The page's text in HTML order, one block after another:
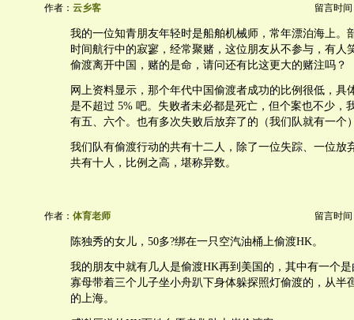
作者： 云乡客 留言时间
我的一位知青朋友年轻时是船舶机械师，常年漂泊海上。
时间航行中的寂寥，经常聚赌，这位朋友从不参与，有人
偷渡离开中国，赌的是命，请问还有比这更大的赌注吗？
网上资料显示，那个年代中国偷渡者成功的比例很低，具
是不超过 5% 吧。失败者未必都是死亡，但个案也不少，
有五、六个。也有多次失败后放弃了的（我们队就有一个
我们队有偷渡行动的共有十二人，除了一位失踪、一位放
共有十人，比例之高，堪称异数。
作者： 体育老师 留言时间
陈独秀的女儿，50多?绑在一只空汽油桶上偷渡HK。
我的朋友中就有几人是偷渡HK再到美国的，其中有一个
寡母带着三个儿子坐小舟趴下身体躲探照灯偷渡的，从半
的上海。